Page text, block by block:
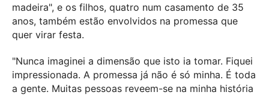
madeira", e os filhos, quatro num casamento de 35
anos, também estão envolvidos na promessa que
quer virar festa.
"Nunca imaginei a dimensão que isto ia tomar. Fiquei
impressionada. A promessa já não é só minha. É toda
a gente. Muitas pessoas reveem-se na minha história